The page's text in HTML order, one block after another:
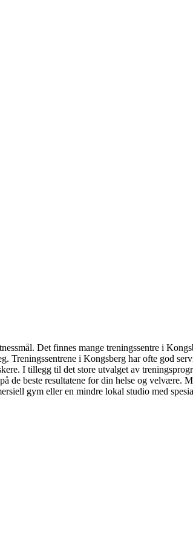
Det finnes mange treningssentre i
Treningssentrene i Kongsberg har ofte god
I tillegg til det store utvalget av
de beste resultatene for din helse og velvære.
gym eller en mindre lokal studio med